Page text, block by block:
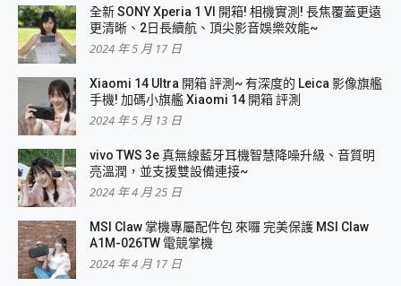
全新 SONY Xperia 1 VI 開箱! 相機實測! 長焦覆蓋更遠
更清晰、2日長續航、頂尖影音娛樂效能~
2024 年 5 月 17 日
Xiaomi 14 Ultra 開箱 評測~ 有深度的 Leica 影像旗艦
手機! 加碼小旗艦 Xiaomi 14 開箱 評測
2024 年 5 月 13 日
vivo TWS 3e 真無線藍牙耳機智慧降噪升級、音質明
亮溫潤，並支援雙設備連接~
2024 年 4 月 25 日
MSI Claw 掌機專屬配件包 來囉 完美保護 MSI Claw
A1M-026TW 電競掌機
2024 年 4 月 17 日